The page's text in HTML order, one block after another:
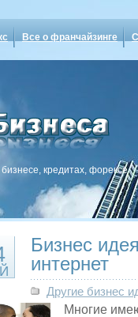
Все о франчайзинге
кредитах, форексе
Бизнес
интернет
Другие бизнес
Многие